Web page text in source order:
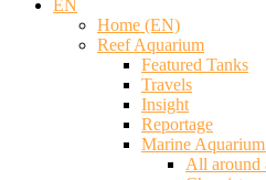
EN
Home (EN)
Reef Aquarium
Featured Tanks
Travels
Insight
Reportage
Marine
All around